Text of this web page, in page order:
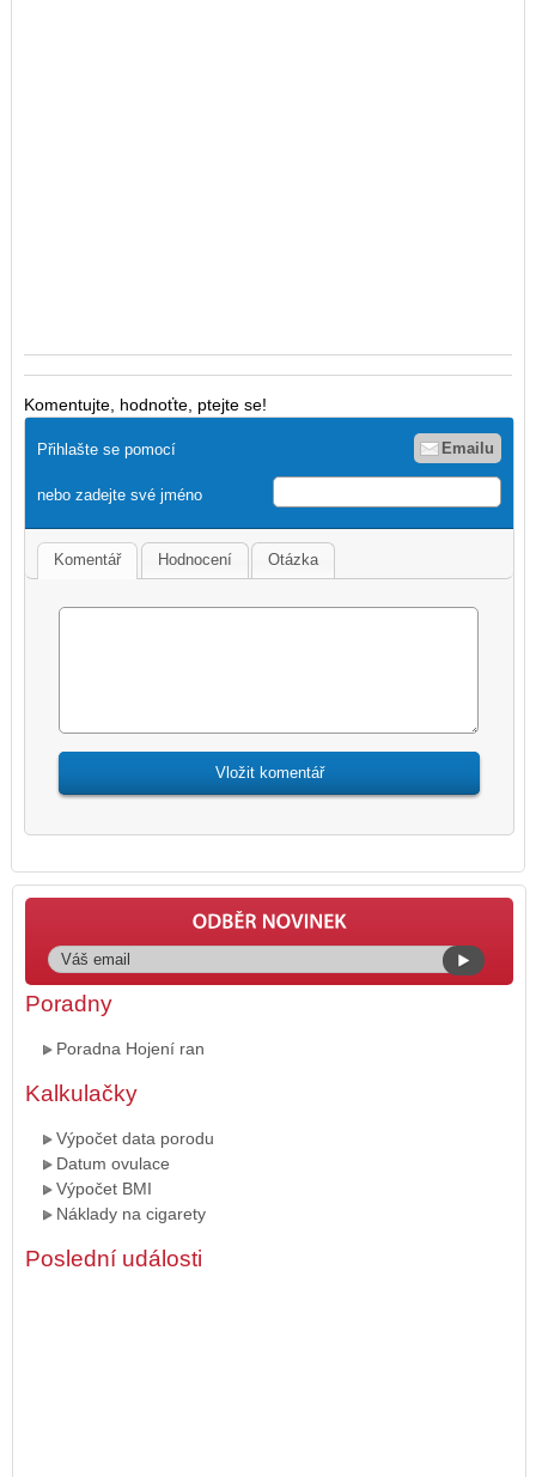
Komentujte, hodnoťte, ptejte se!
Přihlašte se pomocí Emailu
nebo zadejte své jméno
Komentář Hodnocení Otázka
Poradny
Poradna Hojení ran
Kalkulačky
Výpočet data porodu
Datum ovulace
Výpočet BMI
Náklady na cigarety
Poslední události